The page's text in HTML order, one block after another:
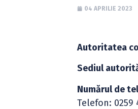
04 APRILIE 2023
Autoritatea
Sediul
Numărul de
Telefon: 0259